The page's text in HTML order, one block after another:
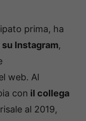
prima, ha
Instagram,
web. Al
con il collega
al 2019,